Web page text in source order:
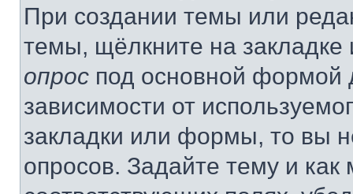
При создании темы или
темы, щёлкните на
опрос под основной формой
зависимости от
закладки или формы, то вы
опросов. Задайте тему и